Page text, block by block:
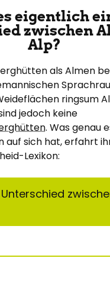
eigentlich
zwischen
Alp?
als Almen
ringsum
jedoch keine
. Was genau
auf sich hat, erfahrt
Lexikon: